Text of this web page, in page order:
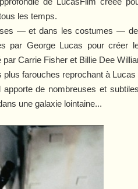
les temps.
— et dans les costumes —
par George Lucas pour créer
par Carrie Fisher et Billie Dee
farouches reprochant à
de nombreuses et
une galaxie lointaine...